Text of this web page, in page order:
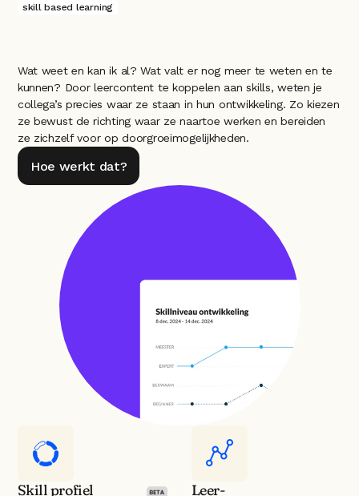
skill based learning
Wat weet en kan ik al? Wat valt er nog meer te weten en te
kunnen? Door leercontent te koppelen aan skills, weten je
collega’s precies waar ze staan in hun ontwikkeling. Zo kiezen
ze bewust de richting waar ze naartoe werken en bereiden
ze zichzelf voor op doorgroeimogelijkheden.
Hoe werkt dat?
Skill profiel
Leer-